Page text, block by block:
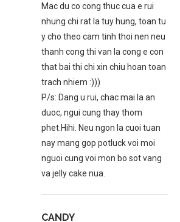
Mac du co cong thuc cua e rui
nhung chi rat la tuy hung, toan tu
y cho theo cam tinh thoi nen neu
thanh cong thi van la cong e con
that bai thi chi xin chiu hoan toan
trach nhiem :)))
P/s: Dang u rui, chac mai la an
duoc, ngui cung thay thom
phet.Hihi. Neu ngon la cuoi tuan
nay mang gop potluck voi moi
nguoi cung voi mon bo sot vang
va jelly cake nua.
CANDY